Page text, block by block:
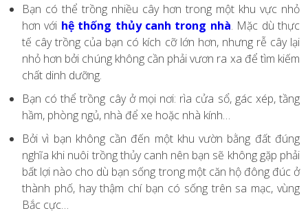
Bạn có thể trồng nhiều cây hơn trong một khu vực nhỏ
hơn với hệ thống thủy canh trong nhà. Mặc dù thực
tế cây trồng của bạn có kích cỡ lớn hơn, nhưng rễ cây lại
nhỏ hơn bởi chúng không cần phải vươn ra xa để tìm kiếm
chất dinh dưỡng.
Bạn có thể trồng cây ở mọi nơi: rìa cửa sổ, gác xép, tầng
hầm, phòng ngủ, nhà để xe hoặc nhà kính…
Bởi vì bạn không cần đến một khu vườn bằng đất đúng
nghĩa khi nuôi trồng thủy canh nên bạn sẽ không gặp phải
bất lợi nào cho dù bạn sống trong một căn hộ đông đúc ở
thành phố, hay thậm chí bạn có sống trên sa mạc, vùng
Bắc cực…